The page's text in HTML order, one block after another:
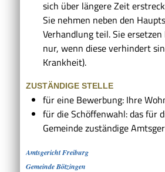
sich über längere Zeit
Sie nehmen neben den
Verhandlung teil. Sie
nur, wenn diese verhindert
Krankheit).
ZUSTÄNDIGE STELLE
für eine Bewerbung: Ihre
für die Schöffenwahl: das für
Gemeinde zuständige
Amtsgericht Freiburg
Gemeinde Bötzingen